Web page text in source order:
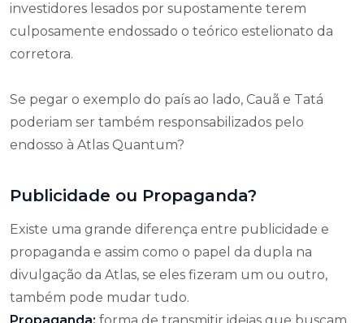
investidores lesados por supostamente terem
culposamente endossado o teórico estelionato da
corretora.
Se pegar o exemplo do país ao lado, Cauã e Tatá
poderiam ser também responsabilizados pelo
endosso à Atlas Quantum?
Publicidade ou Propaganda?
Existe uma grande diferença entre publicidade e
propaganda e assim como o papel da dupla na
divulgação da Atlas, se eles fizeram um ou outro,
também pode mudar tudo.